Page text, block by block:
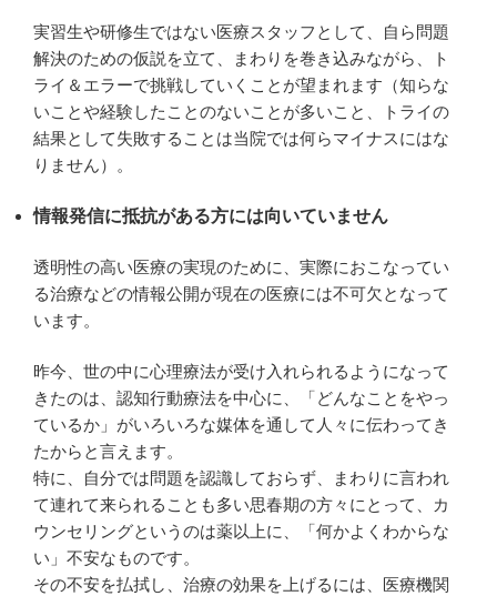
実習生や研修生ではない医療スタッフとして、自ら問題
解決のための仮説を立て、まわりを巻き込みながら、ト
ライ＆エラーで挑戦していくことが望まれます（知らな
いことや経験したことのないことが多いこと、トライの
結果として失敗することは当院では何らマイナスにはな
りません）。
情報発信に抵抗がある方には向いていません
透明性の高い医療の実現のために、実際におこなってい
る治療などの情報公開が現在の医療には不可欠となって
います。
昨今、世の中に心理療法が受け入れられるようになって
きたのは、認知行動療法を中心に、「どんなことをやっ
ているか」がいろいろな媒体を通して人々に伝わってき
たからと言えます。
特に、自分では問題を認識しておらず、まわりに言われ
て連れて来られることも多い思春期の方々にとって、カ
ウンセリングというのは薬以上に、「何かよくわからな
い」不安なものです。
その不安を払拭し、治療の効果を上げるには、医療機関